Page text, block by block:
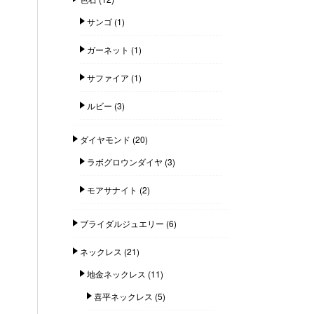
サンゴ(1)
ガーネット (1)
サファイア (1)
ルビー (3)
ダイヤモンド (20)
ラボグロウンダイヤ (3)
モアサナイト (2)
ブライダルジュエリー (6)
ネックレス (21)
地金ネックレス (11)
喜平ネックレス (5)